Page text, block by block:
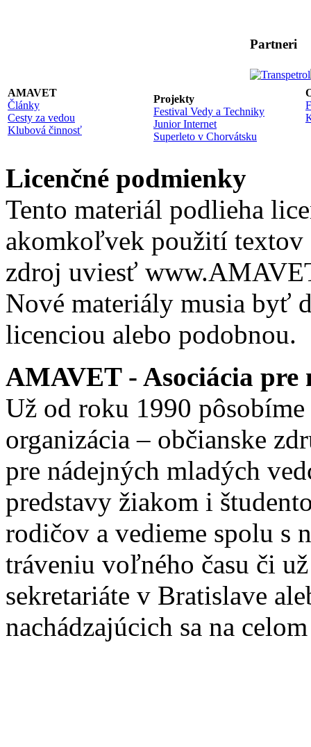
Partneri
AMAVET
Články
Cesty za vedou
Klubová činnosť
Projekty
Festival Vedy a Techniky
Junior Internet
Superleto v Chorvátsku
Licenčné podmienky
Tento materiál podlieha
akomkoľvek použití textov
zdroj uviesť
Nové materiály musia byť
licenciou alebo podobnou.
AMAVET - Asociácia pre
Už od roku 1990
organizácia – občianske
pre nádejných mladých
predstavy žiakom i
rodičov a vedieme spolu s
tráveniu voľného času či
sekretariáte v Bratislave
nachádzajúcich sa na